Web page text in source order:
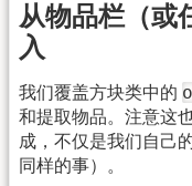
从物品栏（或
入
我们覆盖方块类中的
和提取物品。注意这
成，不仅是我们自己
同样的事）。